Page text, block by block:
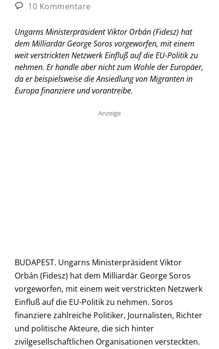
10 Kommentare
Ungarns Ministerpräsident Viktor Orbán (Fidesz) hat
dem Milliardär George Soros vorgeworfen, mit einem
weit verstrickten Netzwerk Einfluß auf die EU-Politik zu
nehmen. Er handle aber nicht zum Wohle der Europäer,
da er beispielsweise die Ansiedlung von Migranten in
Europa finanziere und vorantreibe.
Anzeige
BUDAPEST. Ungarns Ministerpräsident Viktor
Orbán (Fidesz) hat dem Milliardär George Soros
vorgeworfen, mit einem weit verstrickten Netzwerk
Einfluß auf die EU-Politik zu nehmen. Soros
finanziere zahlreiche Politiker, Journalisten, Richter
und politische Akteure, die sich hinter
zivilgesellschaftlichen Organisationen versteckten.